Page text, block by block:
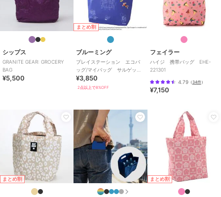
シップス
GRANITE GEAR: GROCERY
BAG
¥5,500
まとめ割
ブルーミング
プレイステーション エコバ
ッグ/マイバッグ サルゲッチ
ュ 【PlayStation】
¥3,850
2点以上で8%OFF
フェイラー
ハイジ 携帯バッグ EHE-
221301
4.79（34件）
¥7,150
まとめ割 まとめ割